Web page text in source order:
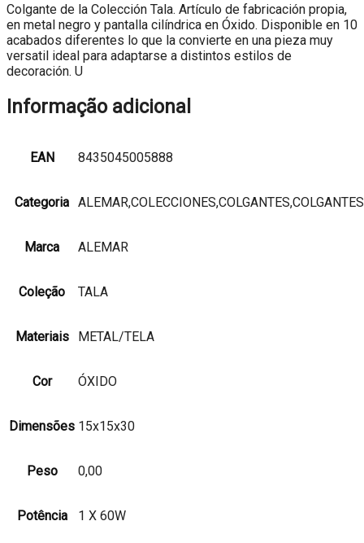
Colgante de la Colección Tala. Artículo de fabricación propia,
en metal negro y pantalla cilíndrica en Óxido. Disponible en 10
acabados diferentes lo que la convierte en una pieza muy
versatil ideal para adaptarse a distintos estilos de
decoración. U
Informação adicional
EAN 8435045005888
Categoria
Marca ALEMAR
Coleção TALA
Materiais METAL/TELA
Cor ÓXIDO
Dimensões 15x15x30
Peso 0,00
Potência 1 X 60W